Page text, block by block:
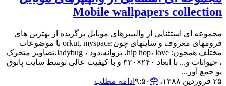
Mobile wallpapers collection
مجموعه ای استثنایی از والپیپرهای موبایل برگزیده از بهترین های
فرومهای معروف و سایتهای چون:orkut, myspace با موضوعات
مختلف همچون: hip hop، love، پروانه،دود ، ladybug،تصاویر متحرک
، حیوانات و... با ابعاد ۲۴۰×۳۲۰ و با کیفیت عالی توسط سایت پاتوق
یو جمع آور...
۲۵ فروردین ۱۳۸۸،‏ ۹:۵۰
ادامه مطلب